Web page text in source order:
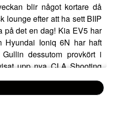
blir något kortare då
lounge efter att ha sett BIIP
på det en dag! Kia EV5 har
Hyundai Ioniq 6N har haft
dessutom provkört i
upp nya CLA Shooting
Mazda 6e, inte lika
en prisvärd elbil.